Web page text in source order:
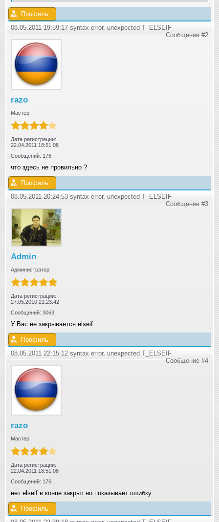
Профиль
08.05.2011 19:59:17 syntax error, unexpected T_ELSEIF
Сообщение #2
razo
Мастер
Дата регистрации:
22.04.2011 18:51:08
Сообщений: 176
что здесь не провильно ?
Профиль
08.05.2011 20:24:53 syntax error, unexpected T_ELSEIF
Сообщение #3
Admin
Администратор
Дата регистрации:
27.05.2010 21:23:42
Сообщений: 3063
У Вас не закрывается elseif.
Профиль
08.05.2011 22:15:12 syntax error, unexpected T_ELSEIF
Сообщение #4
razo
Мастер
Дата регистрации:
22.04.2011 18:51:08
Сообщений: 176
нет elseif в конце закрыт но показывает ошибку
Профиль